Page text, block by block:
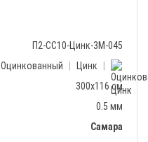
П2-СС10-Цинк-3М-045
Оцинкованный Цинк
300х116 см
0.5 мм
Самара